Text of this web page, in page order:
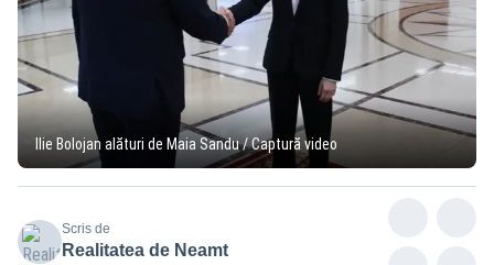
Ilie Bolojan alături de Maia Sandu / Captură video
Scris de
Realitatea de Neamt